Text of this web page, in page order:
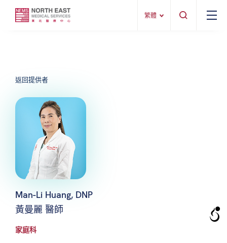
繁體
返回提供者
Man-Li Huang, DNP
黃曼麗 醫師
家庭科